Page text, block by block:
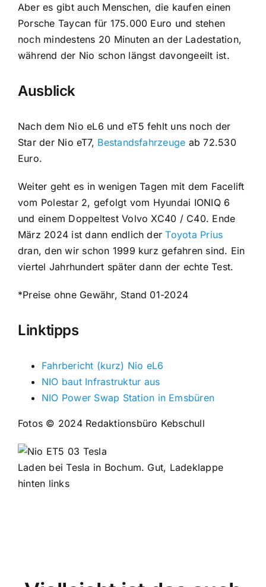
Aber es gibt auch Menschen, die kaufen einen
Porsche Taycan für 175.000 Euro und stehen
noch mindestens 20 Minuten an der Ladestation,
während der Nio schon längst davongeeilt ist.
Ausblick
Nach dem Nio eL6 und eT5 fehlt uns noch der
Star der Nio eT7, Bestandsfahrzeuge ab 72.530
Euro.
Weiter geht es in wenigen Tagen mit dem Facelift
vom Polestar 2, gefolgt vom Hyundai IONIQ 6
und einem Doppeltest Volvo XC40 / C40. Ende
März 2024 ist dann endlich derToyota Prius
dran, den wir schon 1999 kurz gefahren sind. Ein
viertel Jahrhundert später dann der echte Test.
*Preise ohne Gewähr, Stand 01-2024
Linktipps
Fahrbericht (kurz) Nio eL6
NIO baut Infrastruktur aus
NIO Power Swap Station in Emsbüren
Fotos © 2024 Redaktionsbüro Kebschull
Laden bei Tesla in Bochum. Gut, Ladeklappe
hinten links